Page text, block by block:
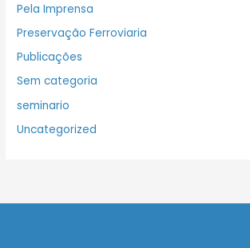
Pela Imprensa
Preservação Ferroviaria
Publicações
Sem categoria
seminario
Uncategorized